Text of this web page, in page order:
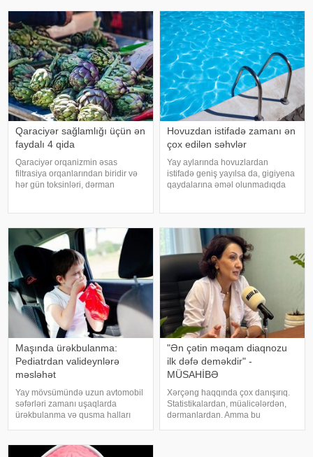
bu zaman hətta ağrıkəsic
artıq oynanılması fiziki və psixoloji
problemlərə səbəb ola bilər
Qaraciyər sağlamlığı üçün ən
faydalı 4 qida
Qaraciyər orqanizmin əsas
filtrasiya orqanlarından biridir və
hər gün toksinləri, dərman
federal ekspert onkologiya
klinikalar
Hovuzdan istifadə zamanı ən
çox edilən səhvlər
Yay aylarında hovuzlardan
istifadə geniş yayılsa da, gigiyena
qaydalarına əməl olunmadıqda
sonra duş qəbul etmək, hovuz
kənarınd
Maşında ürəkbulanma:
Pediatrdan valideynlərə
məsləhət
Yay mövsümündə uzun avtomobil
səfərləri zamanı uşaqlarda
ürəkbulanma və qusma halları
beynin gözlərdən və bədənin
"Ən çətin məqam diaqnozu
ilk dəfə deməkdir" -
MÜSAHİBƏ
Xərçəng haqqında çox danışırıq.
Statistikalardan, müalicələrdən,
dərmanlardan. Amma bu